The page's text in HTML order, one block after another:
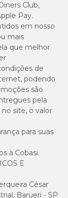
Club,
Pay.
em nosso
mais
que melhor
de
podendo
são
pela
site, o valor
para suas
à Cobasi.
E
César
Barueri - SP